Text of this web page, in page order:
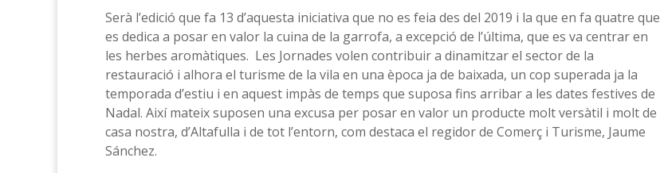
Serà l’edició que fa 13 d’aquesta iniciativa que no es feia des del 2019 i la que en fa quatre que
es dedica a posar en valor la cuina de la garrofa, a excepció de l’última, que es va centrar en
les herbes aromàtiques. Les Jornades volen contribuir a dinamitzar el sector de la
restauració i alhora el turisme de la vila en una època ja de baixada, un cop superada ja la
temporada d’estiu i en aquest impàs de temps que suposa fins arribar a les dates festives de
Nadal. Així mateix suposen una excusa per posar en valor un producte molt versàtil i molt de
casa nostra, d’Altafulla i de tot l’entorn, com destaca el regidor de Comerç i Turisme, Jaume
Sánchez.